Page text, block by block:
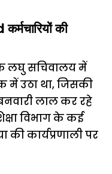
की
लघु सचिवालय में
में उठा था, जिसकी
लाल कर रहे
विभाग के कई
की कार्यप्रणाली पर